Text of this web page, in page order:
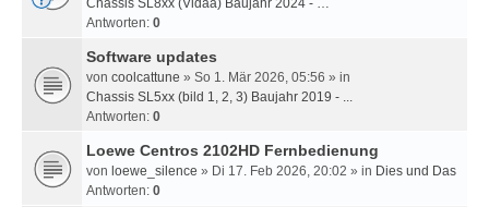
Chassis SL8xx (Vidaa) Baujahr 2024 - …
Antworten: 0
Software updates
von coolcattune » So 1. Mär 2026, 05:56 » in
Chassis SL5xx (bild 1, 2, 3) Baujahr 2019 - ...
Antworten: 0
Loewe Centros 2102HD Fernbedienung
von loewe_silence » Di 17. Feb 2026, 20:02 » in Dies und Das
Antworten: 0